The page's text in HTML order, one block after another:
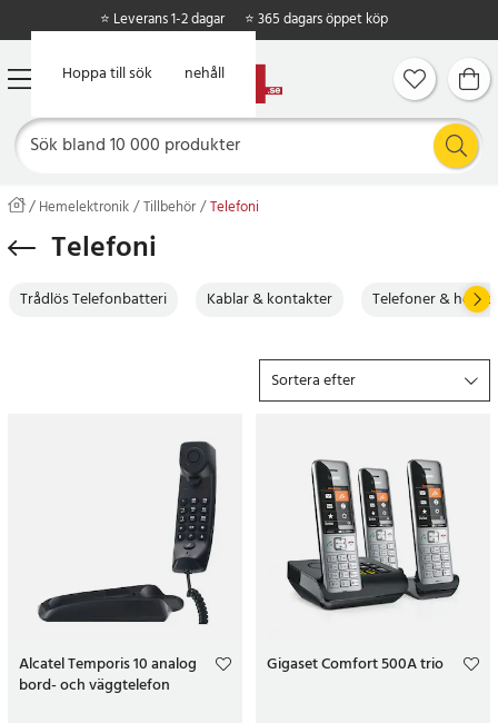
Hoppa till huvudinnehåll
Hoppa till sök
⭐ Leverans 1-2 dagar ⭐ 365 dagars öppet köp
Hemelektronik Tillbehör Telefoni
Telefoni
Trådlös Telefonbatteri Kablar & kontakter Telefoner &
Sortera efter
Alcatel Temporis 10 analog
bord- och väggtelefon
Gigaset Comfort 500A trio